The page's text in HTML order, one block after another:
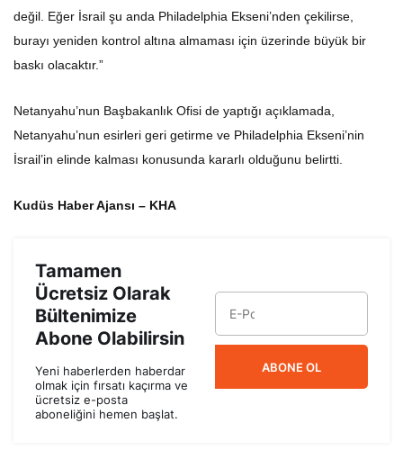
değil. Eğer İsrail şu anda Philadelphia Ekseni’nden çekilirse,
burayı yeniden kontrol altına almaması için üzerinde büyük bir
baskı olacaktır.”
Netanyahu’nun Başbakanlık Ofisi de yaptığı açıklamada,
Netanyahu’nun esirleri geri getirme ve Philadelphia Ekseni’nin
İsrail’in elinde kalması konusunda kararlı olduğunu belirtti.
Kudüs Haber Ajansı – KHA
Tamamen
Ücretsiz Olarak
Bültenimize
Abone Olabilirsin
Yeni haberlerden haberdar
olmak için fırsatı kaçırma ve
ücretsiz e-posta
aboneliğini hemen başlat.
ABONE OL